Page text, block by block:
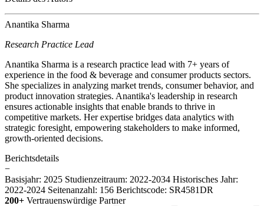
Anantika Sharma
Research Practice Lead
Anantika Sharma is a research practice lead with 7+ years of
experience in the food & beverage and consumer products sectors.
She specializes in analyzing market trends, consumer behavior, and
product innovation strategies. Anantika's leadership in research
ensures actionable insights that enable brands to thrive in
competitive markets. Her expertise bridges data analytics with
strategic foresight, empowering stakeholders to make informed,
growth-oriented decisions.
Berichtsdetails
−
Basisjahr: 2025 Studienzeitraum: 2022-2034 Historisches Jahr:
2022-2024 Seitenanzahl: 156 Berichtscode: SR4581DR
200+ Vertrauenswürdige Partner